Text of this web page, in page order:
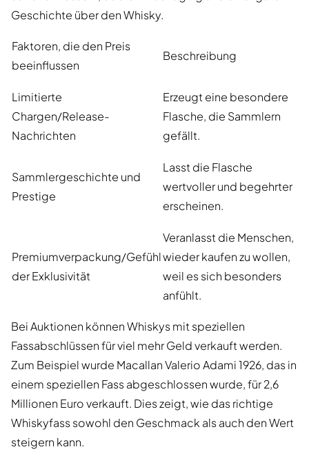
Geschichte über den Whisky.
Faktoren, die den Preis
beeinflussen
Beschreibung
Limitierte
Chargen/Release-
Nachrichten
Erzeugt eine besondere
Flasche, die Sammlern
gefällt.
Sammlergeschichte und
Prestige
Lasst die Flasche
wertvoller und begehrter
erscheinen.
Premiumverpackung/Gefühl
der Exklusivität
Veranlasst die Menschen,
wieder kaufen zu wollen,
weil es sich besonders
anfühlt.
Bei Auktionen können Whiskys mit speziellen
Fassabschlüssen für viel mehr Geld verkauft werden.
Zum Beispiel wurde Macallan Valerio Adami 1926, das in
einem speziellen Fass abgeschlossen wurde, für 2,6
Millionen Euro verkauft. Dies zeigt, wie das richtige
Whiskyfass sowohl den Geschmack als auch den Wert
steigern kann.